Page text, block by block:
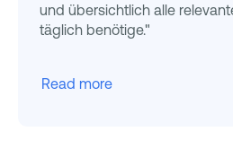
und übersichtlich alle
täglich benötige."
Read more